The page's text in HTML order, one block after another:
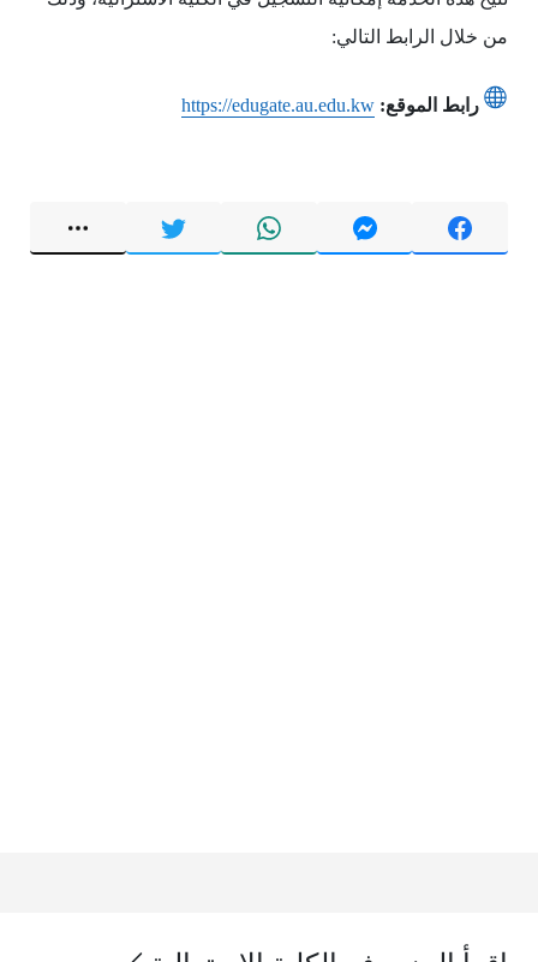
من خلال الرابط التالي:
رابط الموقع: https://edugate.au.edu.kw